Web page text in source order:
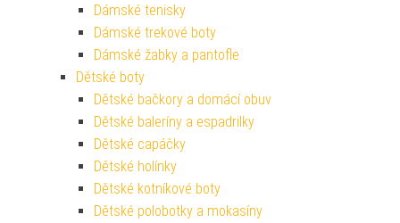
Dámské tenisky
Dámské trekové boty
Dámské žabky a pantofle
Dětské boty
Dětské bačkory a domácí obuv
Dětské baleríny a espadrilky
Dětské capáčky
Dětské holínky
Dětské kotníkové boty
Dětské polobotky a mokasíny